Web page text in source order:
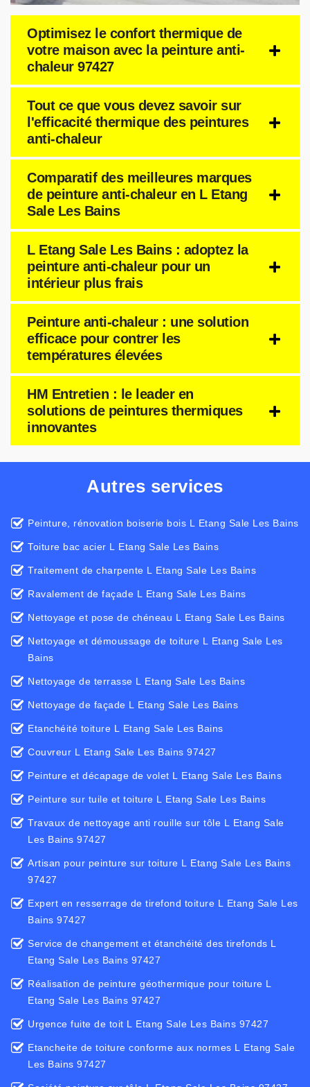
Optimisez le confort thermique de
votre maison avec la peinture anti-
chaleur 97427
Tout ce que vous devez savoir sur
l'efficacité thermique des peintures
anti-chaleur
Comparatif des meilleures marques
de peinture anti-chaleur en L Etang
Sale Les Bains
L Etang Sale Les Bains : adoptez la
peinture anti-chaleur pour un
intérieur plus frais
Peinture anti-chaleur : une solution
efficace pour contrer les
températures élevées
HM Entretien : le leader en
solutions de peintures thermiques
innovantes
Autres services
Peinture, rénovation boiserie bois L Etang Sale Les Bains
Toiture bac acier L Etang Sale Les Bains
Traitement de charpente L Etang Sale Les Bains
Ravalement de façade L Etang Sale Les Bains
Nettoyage et pose de chéneau L Etang Sale Les Bains
Nettoyage et démoussage de toiture L Etang Sale Les
Bains
Nettoyage de terrasse L Etang Sale Les Bains
Nettoyage de façade L Etang Sale Les Bains
Etanchéité toiture L Etang Sale Les Bains
Couvreur L Etang Sale Les Bains 97427
Peinture et décapage de volet L Etang Sale Les Bains
Peinture sur tuile et toiture L Etang Sale Les Bains
Travaux de nettoyage anti rouille sur tôle L Etang Sale
Les Bains 97427
Artisan pour peinture sur toiture L Etang Sale Les Bains
97427
Expert en resserrage de tirefond toiture L Etang Sale Les
Bains 97427
Service de changement et étanchéité des tirefonds L
Etang Sale Les Bains 97427
Réalisation de peinture géothermique pour toiture L
Etang Sale Les Bains 97427
Urgence fuite de toit L Etang Sale Les Bains 97427
Etancheite de toiture conforme aux normes L Etang Sale
Les Bains 97427